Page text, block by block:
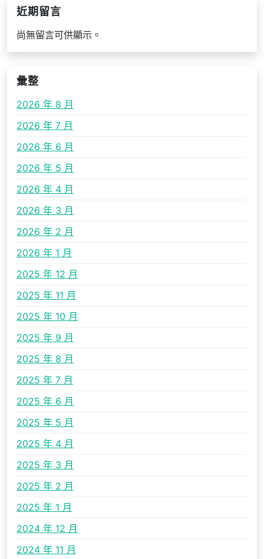
近期留言
尚無留言可供顯示。
彙整
2026 年 8 月
2026 年 7 月
2026 年 6 月
2026 年 5 月
2026 年 4 月
2026 年 3 月
2026 年 2 月
2026 年 1 月
2025 年 12 月
2025 年 11 月
2025 年 10 月
2025 年 9 月
2025 年 8 月
2025 年 7 月
2025 年 6 月
2025 年 5 月
2025 年 4 月
2025 年 3 月
2025 年 2 月
2025 年 1 月
2024 年 12 月
2024 年 11 月